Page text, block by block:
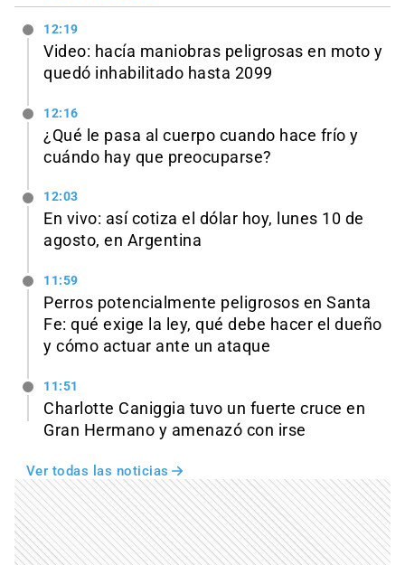
12:19
Video: hacía maniobras peligrosas en moto y
quedó inhabilitado hasta 2099
12:16
¿Qué le pasa al cuerpo cuando hace frío y
cuándo hay que preocuparse?
12:03
En vivo: así cotiza el dólar hoy, lunes 10 de
agosto, en Argentina
11:59
Perros potencialmente peligrosos en Santa
Fe: qué exige la ley, qué debe hacer el dueño
y cómo actuar ante un ataque
11:51
Charlotte Caniggia tuvo un fuerte cruce en
Gran Hermano y amenazó con irse
Ver todas las noticias